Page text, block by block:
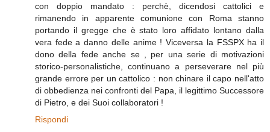
con doppio mandato : perchè, dicendosi cattolici e
rimanendo in apparente comunione con Roma stanno
portando il gregge che è stato loro affidato lontano dalla
vera fede a danno delle anime ! Viceversa la FSSPX ha il
dono della fede anche se , per una serie di motivazioni
storico-personalistiche, continuano a perseverare nel più
grande errore per un cattolico : non chinare il capo nell'atto
di obbedienza nei confronti del Papa, il legittimo Successore
di Pietro, e dei Suoi collaboratori !
Rispondi